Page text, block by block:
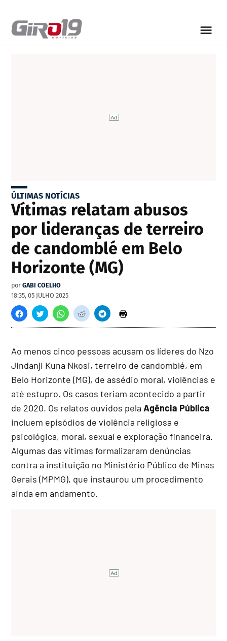
ÚLTIMAS NOTÍCIAS
Vítimas relatam abusos
por lideranças de terreiro
de candomblé em Belo
Horizonte (MG)
por GABI COELHO
18:35, 05 JULHO 2025
Ao menos cinco pessoas acusam os líderes do Nzo
Jindanji Kuna Nkosi, terreiro de candomblé, em
Belo Horizonte (MG), de assédio moral, violências e
até estupro. Os casos teriam acontecido a partir
de 2020. Os relatos ouvidos pelaAgência Pública
incluem episódios de violência religiosa e
psicológica, moral, sexual e exploração financeira.
Algumas das vítimasformalizaram denúncias
contra a instituição no Ministério Público de Minas
Gerais (MPMG), que instaurou um procedimento
ainda em andamento.